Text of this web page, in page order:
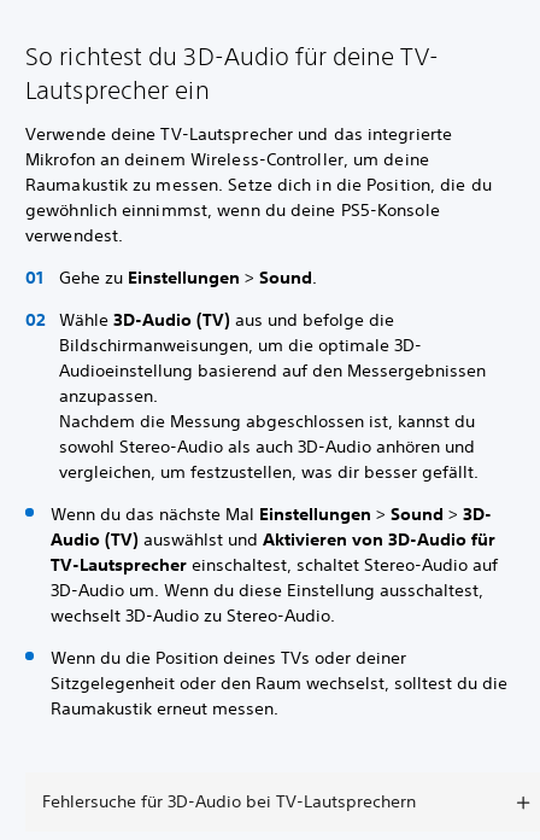
So richtest du 3D-Audio für deine TV-
Lautsprecher ein
Verwende deine TV-Lautsprecher und das integrierte
Mikrofon an deinem Wireless-Controller, um deine
Raumakustik zu messen. Setze dich in die Position, die du
gewöhnlich einnimmst, wenn du deine PS5-Konsole
verwendest.
Gehe zu Einstellungen > Sound.
Wähle 3D-Audio (TV) aus und befolge die
Bildschirmanweisungen, um die optimale 3D-
Audioeinstellung basierend auf den Messergebnissen
anzupassen.
Nachdem die Messung abgeschlossen ist, kannst du
sowohl Stereo-Audio als auch 3D-Audio anhören und
vergleichen, um festzustellen, was dir besser gefällt.
Wenn du das nächste Mal Einstellungen > Sound > 3D-
Audio (TV) auswählst und Aktivieren von 3D-Audio für
TV-Lautsprecher einschaltest, schaltet Stereo-Audio auf
3D-Audio um. Wenn du diese Einstellung ausschaltest,
wechselt 3D-Audio zu Stereo-Audio.
Wenn du die Position deines TVs oder deiner
Sitzgelegenheit oder den Raum wechselst, solltest du die
Raumakustik erneut messen.
Fehlersuche für 3D-Audio bei TV-Lautsprechern